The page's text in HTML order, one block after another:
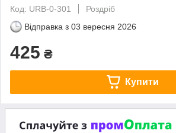
Код: URB-0-301
Роздріб
Відправка з 03 вересня 2026
425 ₴
Купити